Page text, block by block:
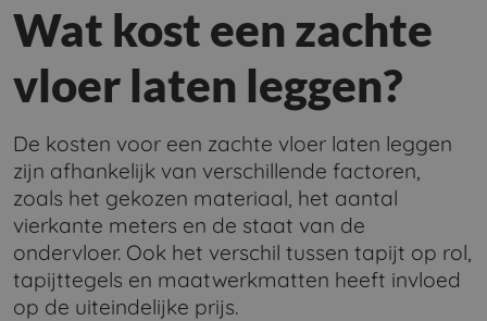
Wat kost een zachte
vloer laten leggen?
De kosten voor een zachte vloer laten leggen
zijn afhankelijk van verschillende factoren,
zoals het gekozen materiaal, het aantal
vierkante meters en de staat van de
ondervloer. Ook het verschil tussen tapijt op rol,
tapijttegels en maatwerkmatten heeft invloed
op de uiteindelijke prijs.